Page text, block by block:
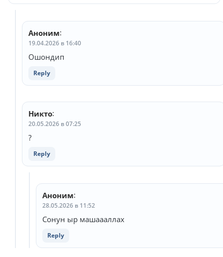
Аноним:
19.04.2026 в 16:40
Ошондип
Reply
Никто:
20.05.2026 в 07:25
?
Reply
Аноним:
28.05.2026 в 11:52
Сонун ыр машаааллах
Reply